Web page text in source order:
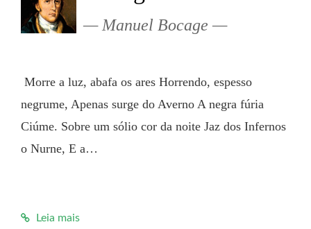
Manuel Bocage
negrume, Apenas surge do Averno A negra fúria
Ciúme. Sobre um sólio cor da noite Jaz dos Infernos
o Nurne, E a…
Leia mais